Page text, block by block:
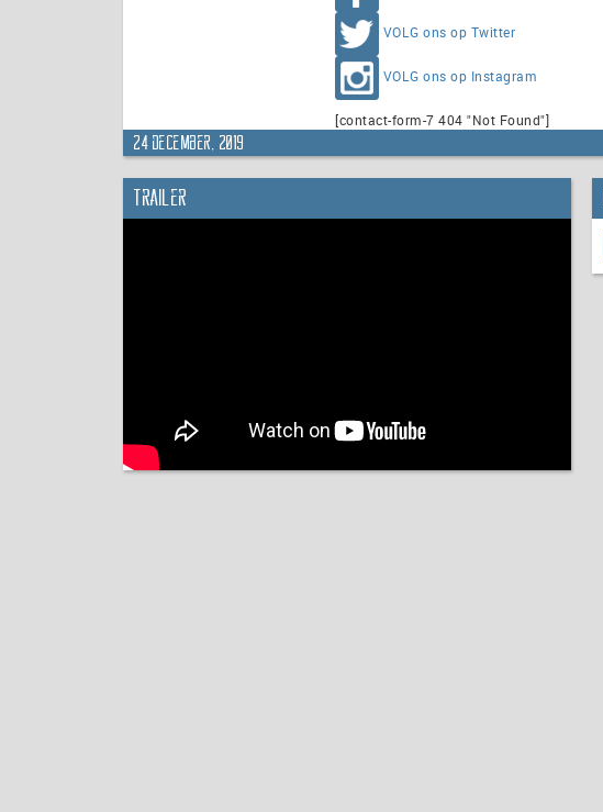
VOLG ons op Twitter
VOLG ons op Instagram
[contact-form-7 404 "Not Found"]
24 december, 2019
Trailer